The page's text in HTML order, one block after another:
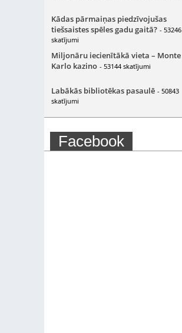
Kādas pārmaiņas piedzīvojušas
tiešsaistes spēles gadu gaitā? - 53246
skatījumi
Miljonāru iecienītākā vieta – Monte
Karlo kazino - 53144 skatījumi
Labākās bibliotēkas pasaulē - 50843
skatījumi
Facebook